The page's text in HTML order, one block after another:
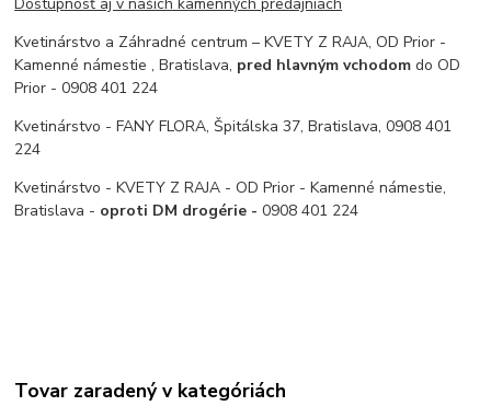
Kvetinárstvo a Záhradné centrum – KVETY Z RAJA, OD Prior -
Kamenné námestie , Bratislava, pred hlavným vchodom do OD
Prior - 0908 401 224
Kvetinárstvo - FANY FLORA, Špitálska 37, Bratislava, 0908 401
224
Kvetinárstvo - KVETY Z RAJA - OD Prior - Kamenné námestie,
Bratislava - oproti DM drogérie -0908 401 224
Tovar zaradený v kategóriách